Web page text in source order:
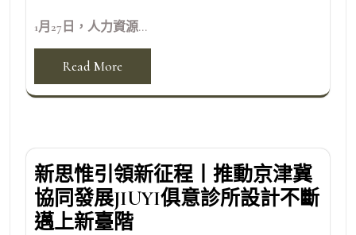
1月27日，人力資源...
Read More
新思惟引領新征程丨推動京津冀
協同發展JIUYI俱意診所設計不斷
邁上新臺階